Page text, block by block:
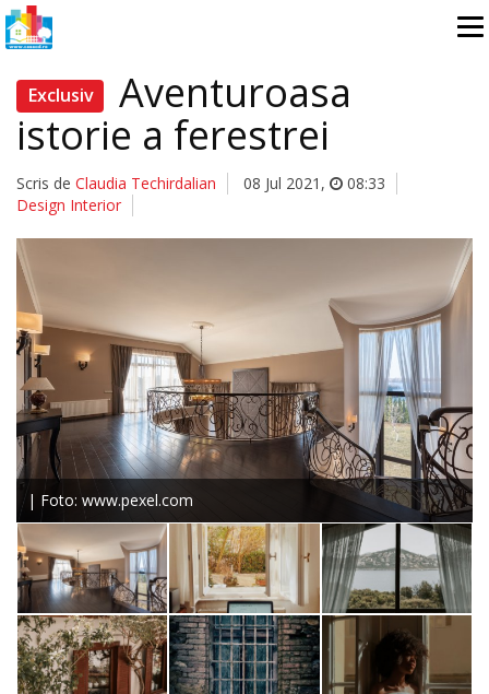
Exclusiv Aventuroasa
istorie a ferestrei
Scris de Claudia Techirdalian 08 Jul 2021 ,
08:33
Design Interior
| Foto: www.pexel.com